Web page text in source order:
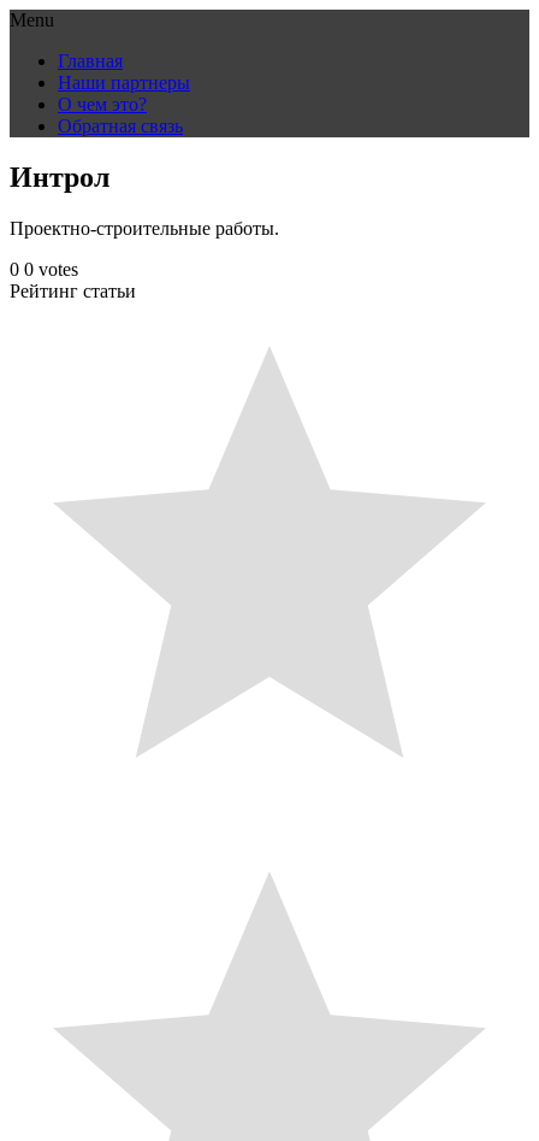
Menu
content
Главная
Наши партнеры
О чем это?
Обратная связь
Интрол
Проектно-строительные работы.
0 0 votes
Рейтинг статьи